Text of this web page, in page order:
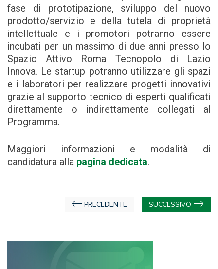
fase di prototipazione, sviluppo del nuovo
prodotto/servizio e della tutela di proprietà
intellettuale e i promotori potranno essere
incubati per un massimo di due anni presso lo
Spazio Attivo Roma Tecnopolo di Lazio
Innova. Le startup potranno utilizzare gli spazi
e i laboratori per realizzare progetti innovativi
grazie al supporto tecnico di esperti qualificati
direttamente o indirettamente collegati al
Programma.
Maggiori informazioni e modalità di
candidatura alla pagina dedicata.
Navigazione
PRECEDENTE SUCCESSIVO